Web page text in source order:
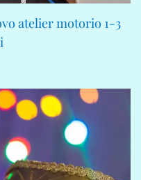
atelier motorio 1-3